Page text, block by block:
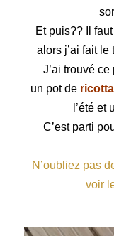
Et puis??
Il
alors j’ai fait le
J’ai trouvé
un pot de ricotta
l’étéet
C’est parti
N’oubliez pas
voir